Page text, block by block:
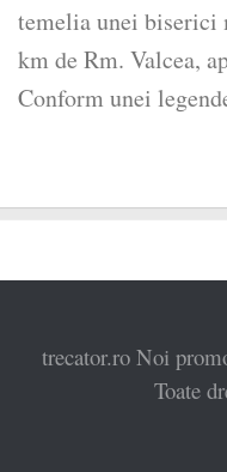
temelia unei biserici
km de Rm. Valcea,
Conform unei
trecator.ro Noi
Toate